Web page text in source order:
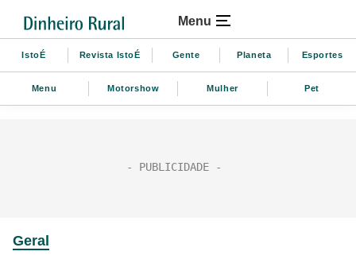
Menu
IstoÉ Revista IstoÉ Gente Planeta Esportes
Menu Motorshow Mulher Pet
Geral